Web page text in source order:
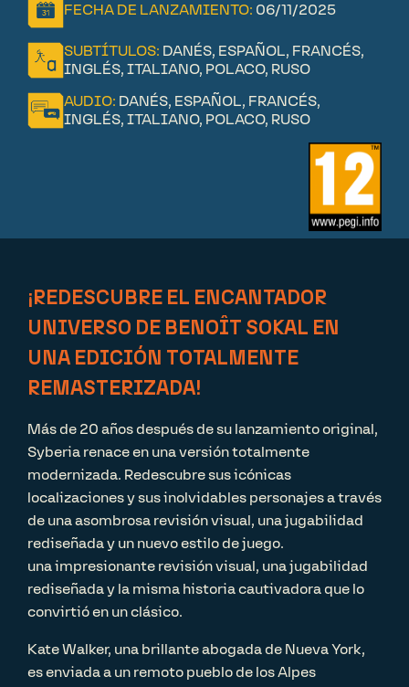
FECHA DE LANZAMIENTO: 06/11/2025
SUBTÍTULOS: DANÉS, ESPAÑOL, FRANCÉS,
INGLÉS, ITALIANO, POLACO, RUSO
AUDIO: DANÉS, ESPAÑOL, FRANCÉS,
INGLÉS, ITALIANO, POLACO, RUSO
¡REDESCUBRE EL ENCANTADOR
UNIVERSO DE BENOÎT SOKAL EN
UNA EDICIÓN TOTALMENTE
REMASTERIZADA!
Más de 20 años después de su lanzamiento original,
Syberia renace en una versión totalmente
modernizada. Redescubre sus icónicas
localizaciones y sus inolvidables personajes a través
de una asombrosa revisión visual, una jugabilidad
rediseñada y un nuevo estilo de juego.
una impresionante revisión visual, una jugabilidad
rediseñada y la misma historia cautivadora que lo
convirtió en un clásico.
Kate Walker, una brillante abogada de Nueva York,
es enviada a un remoto pueblo de los Alpes